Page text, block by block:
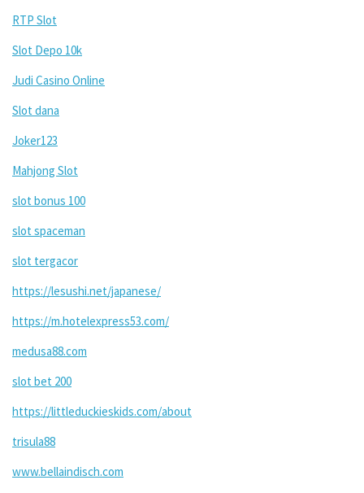
RTP Slot
Slot Depo 10k
Judi Casino Online
Slot dana
Joker123
Mahjong Slot
slot bonus 100
slot spaceman
slot tergacor
https://lesushi.net/japanese/
https://m.hotelexpress53.com/
medusa88.com
slot bet 200
https://littleduckieskids.com/about
trisula88
www.bellaindisch.com